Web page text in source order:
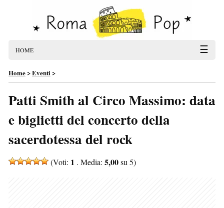
HOME ☰
Home>Eventi>
Patti Smith al Circo Massimo: data
e biglietti del concerto della
sacerdotessa del rock
(Voti: 1 . Media: 5,00su 5)